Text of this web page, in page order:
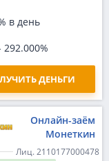
в день
292.000%
ДЕНЬГИ
Онлайн-заём
Монеткин
Лиц. 2110177000478